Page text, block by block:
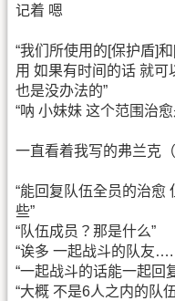
记着 嗯
“我们所使用的[保护盾]
用 如果有时间的话 就
也是没办法的”
“呐 小妹妹 这个范围治
一直看着我写的弗兰克
“能回复队伍全员的治愈
些”
“队伍成员？那是什么”
“诶多 一起战斗的队友….
“一起战斗的话能一起回
“大概 不是6人之内的队